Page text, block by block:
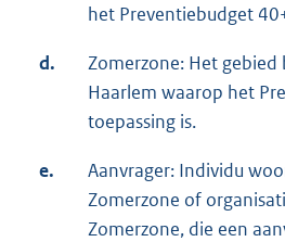
het Preventiebudget
d.
Zomerzone: Het
Haarlem waarop het
toepassing is.
e.
Aanvrager: Individu
Zomerzone of
Zomerzone, die een